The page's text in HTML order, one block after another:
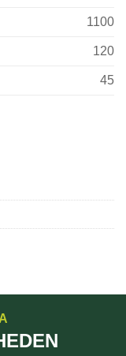
1100
120
45